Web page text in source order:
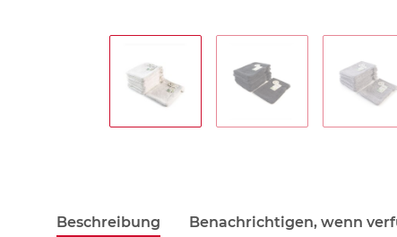
Beschreibung Benachrichtigen, wenn